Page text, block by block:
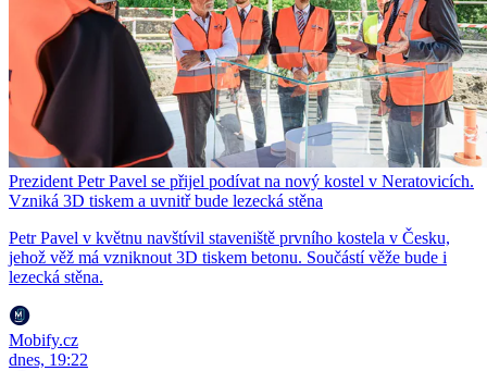
Prezident Petr Pavel se přijel podívat na nový kostel v Neratovicích.
Vzniká 3D tiskem a uvnitř bude lezecká stěna
Petr Pavel v květnu navštívil staveniště prvního kostela v Česku,
jehož věž má vzniknout 3D tiskem betonu. Součástí věže bude i
lezecká stěna.
Mobify.cz
dnes, 19:22